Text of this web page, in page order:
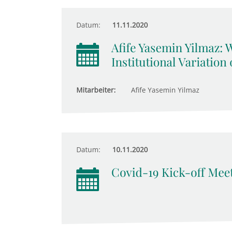
Datum: 11.11.2020
Afife Yasemin Yilmaz:
Institutional Variation
Mitarbeiter: Afife Yasemin Yilmaz
Datum: 10.11.2020
Covid-19 Kick-off